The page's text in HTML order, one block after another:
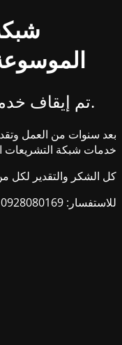
تم إيقاف خدمات شبكة التشريعات الليبية.
بعد سنوات من العمل
خدمات شبكة التشريعات
كل الشكر والتقدير لكل
للاستفسار: 0928080169